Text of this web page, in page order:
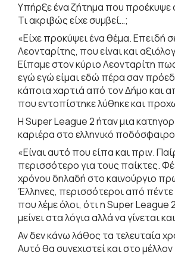
Υπήρξε ένα ζήτημα που προέκυψε
Τι ακριβώς είχε συμβεί…;
«Είχε προκύψει ένα θέμα. Επειδή
Λεονταρίτης, που είναι και
Είπαμε στον κύριο Λεονταρίτη
εγώ εγώ είμαι εδώ πέρα σαν
κάποια χαρτιά από τον Δήμο και
που εντοπίστηκε λύθηκε και
Η Super League 2 ήταν μια
καριέρα στο ελληνικό
«Είναι αυτό που είπα και πριν.
περισσότερο για τους παίκτες.
χρόνου δηλαδή στο καινούργιο
Έλληνες, περισσότεροι από
που λέμε όλοι, ότι η Super League
μείνει στα λόγια αλλά να γίνεται
Αν δεν κάνω λάθος τα τελευταία
Αυτό θα συνεχιστεί και στο